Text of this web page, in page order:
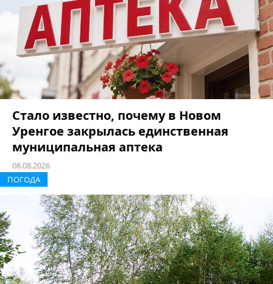
Стало известно, почему в Новом
Уренгое закрылась единственная
муниципальная аптека
08.08.2026
ПОГОДА